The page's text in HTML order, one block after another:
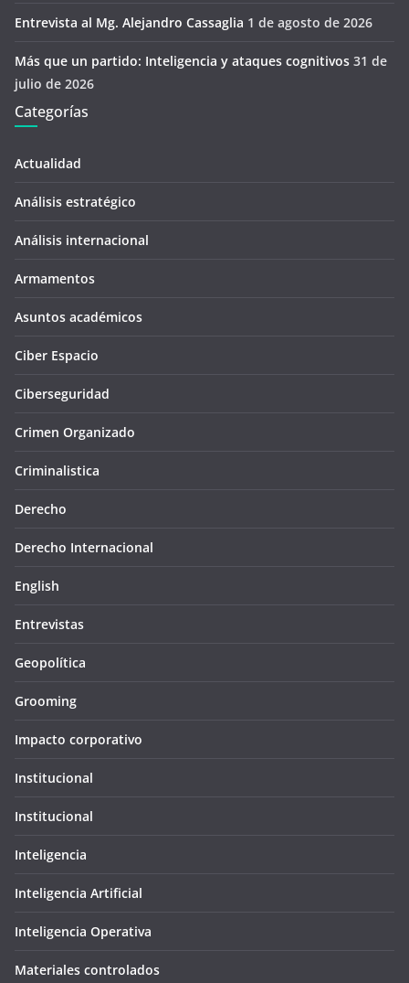
Entrevista al Mg. Alejandro Cassaglia 1 de agosto de 2026
Más que un partido: Inteligencia y ataques cognitivos 31 de
julio de 2026
Categorías
Actualidad
Análisis estratégico
Análisis internacional
Armamentos
Asuntos académicos
Ciber Espacio
Ciberseguridad
Crimen Organizado
Criminalistica
Derecho
Derecho Internacional
English
Entrevistas
Geopolítica
Grooming
Impacto corporativo
Institucional
Institucional
Inteligencia
Inteligencia Artificial
Inteligencia Operativa
Materiales controlados